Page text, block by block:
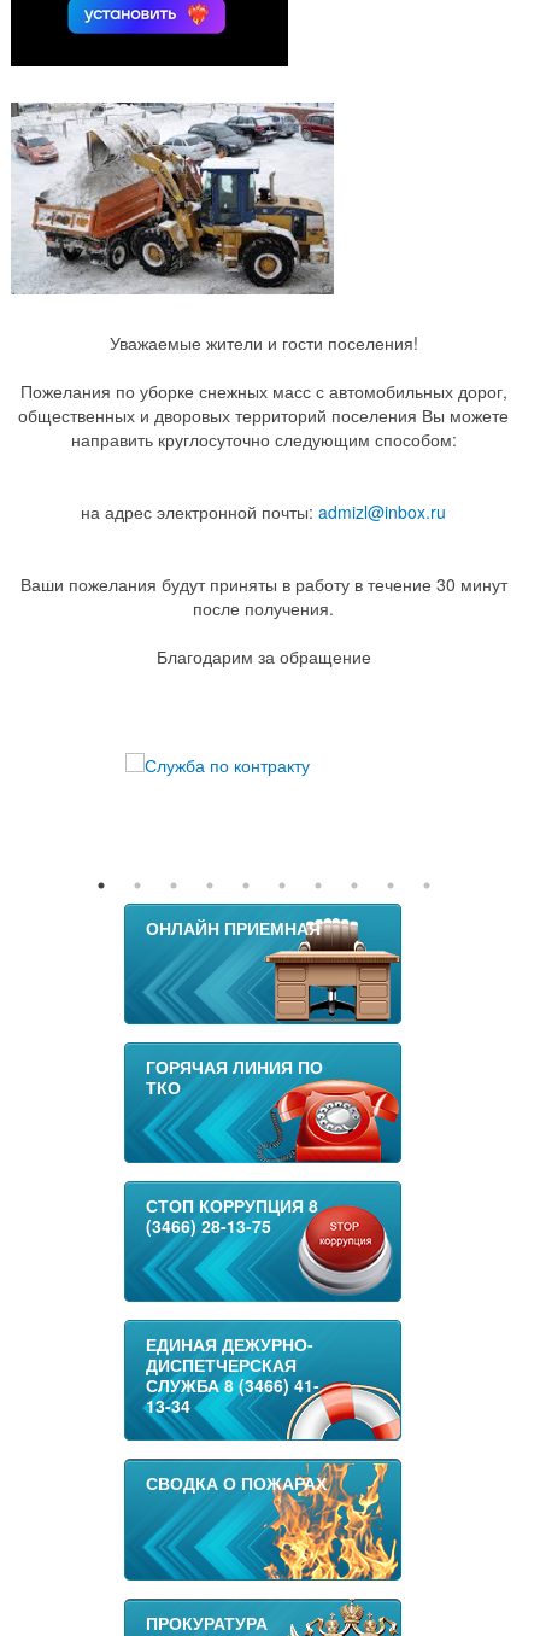
Уважаемые жители и гости поселения!
Пожелания по уборке снежных масс с автомобильных дорог,
общественных и дворовых территорий поселения Вы можете
направить круглосуточно следующим способом:
на адрес электронной почты: admizl@inbox.ru
Ваши пожелания будут приняты в работу в течение 30 минут
после получения.
Благодарим за обращение
ОНЛАЙН ПРИЕМНАЯ
ГОРЯЧАЯ ЛИНИЯ ПО
ТКО
СТОП КОРРУПЦИЯ 8
(3466) 28-13-75
ЕДИНАЯ ДЕЖУРНО-
ДИСПЕТЧЕРСКАЯ
СЛУЖБА 8 (3466) 41-
13-34
СВОДКА О ПОЖАРАХ
ПРОКУРАТУРА